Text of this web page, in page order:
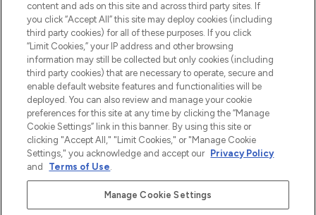
HELP & INFORMATIE
BEDRIJFSINFORMATIE
OVER LOOKFANTASTIC
Betaal veilig met
content and ads on this site and across third party sites. If
you click “Accept All” this site may deploy cookies (including
third party cookies) for all of these purposes. If you click
“Limit Cookies,” your IP address and other browsing
information may still be collected but only cookies (including
third party cookies) that are necessary to operate, secure and
enable default website features and functionalities will be
deployed. You can also review and manage your cookie
preferences for this site at any time by clicking the “Manage
Cookie Settings” link in this banner. By using this site or
clicking "Accept All," "Limit Cookies," or "Manage Cookie
Settings," you acknowledge and accept our Privacy Policy
and
Terms of Use.
Manage Cookie Settings